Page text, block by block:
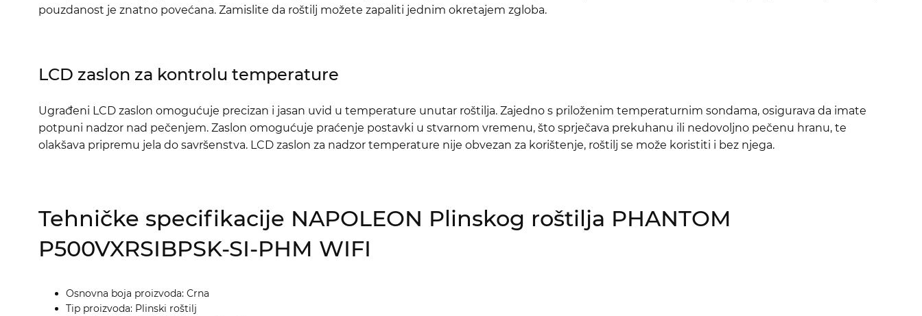
pouzdanost je znatno povećana. Zamislite da roštilj možete zapaliti jednim okretajem zgloba.
LCD zaslon za kontrolu temperature
Ugrađeni LCD zaslon omogućuje precizan i jasan uvid u temperature unutar roštilja. Zajedno s priloženim temperaturnim sondama, osigurava da imate
potpuni nadzor nad pečenjem. Zaslon omogućuje praćenje postavki u stvarnom vremenu, što sprječava prekuhanu ili nedovoljno pečenu hranu, te
olakšava pripremu jela do savršenstva. LCD zaslon za nadzor temperature nije obvezan za korištenje, roštilj se može koristiti i bez njega.
Tehničke specifikacije NAPOLEON Plinskog roštilja PHANTOM
P500VXRSIBPSK-SI-PHM WIFI
Osnovna boja proizvoda: Crna
Tip proizvoda: Plinski roštilj